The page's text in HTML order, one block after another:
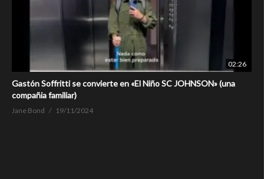
02:26
Gastón Soffritti se convierte en «El Niño SC JOHNSON» (una
compañia familiar)
Jane Bond 19/11/2024